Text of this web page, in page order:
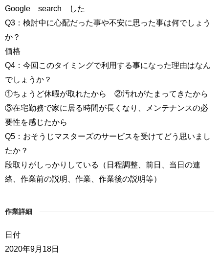
Google search した
Q3：検討中に心配だった事や不安に思った事は何でしょう
か？
価格
Q4：今回このタイミングで利用する事になった理由はなん
でしょうか？
①ちょうど休暇が取れたから ②汚れがたまってきたから
③在宅勤務で家に居る時間が長くなり、メンテナンスの必
要性を感じたから
Q5：おそうじマスターズのサービスを受けてどう思いまし
たか？
段取りがしっかりしている（日程調整、前日、当日の連
絡、作業前の説明、作業、作業後の説明等）
作業詳細
日付
2020年9月18日